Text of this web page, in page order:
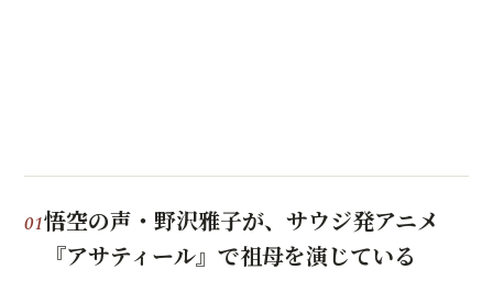
悟空の声・野沢雅子が、サウジ発アニメ
『アサティール』で祖母を演じている